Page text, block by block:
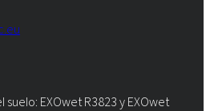
EXOwet R3823 y EXOwet